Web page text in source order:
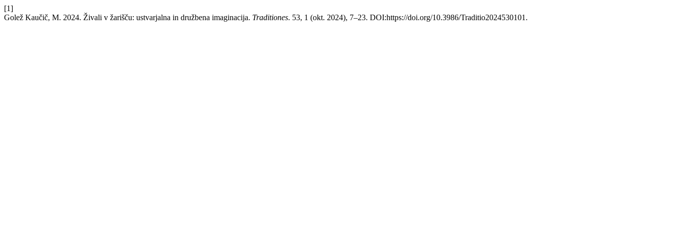
[1]
Golež Kaučič, M. 2024. Živali v žarišču: ustvarjalna in družbena imaginacija. Traditiones. 53, 1 (okt. 2024), 7–23. DOI:https://doi.org/10.3986/Traditio2024530101.